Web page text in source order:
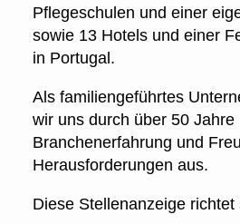
Pflegeschulen und einer
sowie 13 Hotels und einer
in Portugal.
Als familiengeführtes
wir uns durch über 50 Jahre
Branchenerfahrung und
Herausforderungen aus.
Diese Stellenanzeige richtet